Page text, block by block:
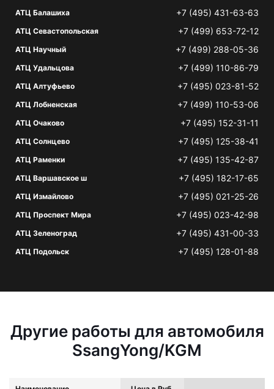
АТЦ Балашиха +7 (495) 431-63-63
АТЦ Севастопольская +7 (499) 653-72-12
АТЦ Научный +7 (499) 288-05-36
АТЦ Удальцова +7 (499) 110-86-79
АТЦ Алтуфьево +7 (495) 023-81-52
АТЦ Лобненская +7 (499) 110-53-06
АТЦ Очаково +7 (495) 152-31-11
АТЦ Солнцево +7 (495) 125-38-41
АТЦ Раменки +7 (495) 135-42-87
АТЦ Варшавское ш +7 (495) 182-17-65
АТЦ Измайлово +7 (495) 021-25-26
АТЦ Проспект Мира +7 (495) 023-42-98
АТЦ Зеленоград +7 (495) 431-00-33
АТЦ Подольск +7 (495) 128-01-88
Другие работы для автомобиля
SsangYong/KGM